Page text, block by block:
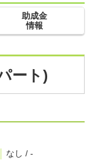
助成金
情報
ート)
なし / -